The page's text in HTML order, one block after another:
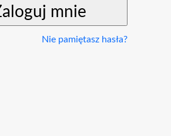
Nie pamiętasz hasła?